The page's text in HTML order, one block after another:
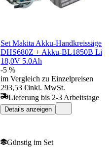
Set Makita Akku-Handkreissäge
DHS680Z + Akku-BL1850B Li
18,0V 5.0Ah
-5 %
im Vergleich zu Einzelpreisen
293,53 €inkl. MwSt.
Lieferung bis 2-3 Arbeitstage
Details anzeigen
Günstig im Set